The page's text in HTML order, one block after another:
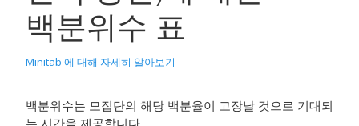
백분위수 표
Minitab 에 대해 자세히 알아보기
백분위수는 모집단의 해당 백분율이 고장날 것으로 기대되
는 시간을 제공합니다.